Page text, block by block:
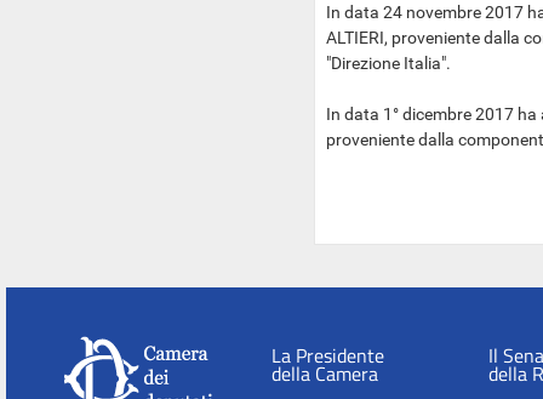
In data 24 novembre 2017
ALTIERI, proveniente dalla
"Direzione Italia".
In data 1° dicembre 2017
proveniente dalla
La Presidente
della Camera
Il
della